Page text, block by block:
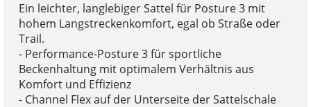
Ein leichter, langlebiger Sattel für Posture 3 mit
hohem Langstreckenkomfort, egal ob Straße oder
Trail.
- Performance-Posture 3 für sportliche
Beckenhaltung mit optimalem Verhältnis aus
Komfort und Effizienz
- Channel Flex auf der Unterseite der Sattelschale